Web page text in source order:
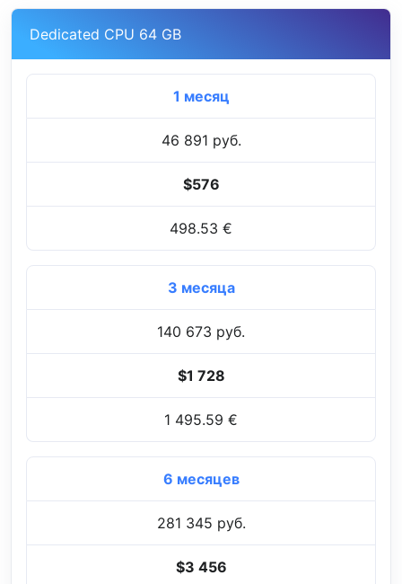
Dedicated CPU 64 GB
1 месяц
46 891 руб.
$576
498.53 €
3 месяца
140 673 руб.
$1 728
1 495.59 €
6 месяцев
281 345 руб.
$3 456